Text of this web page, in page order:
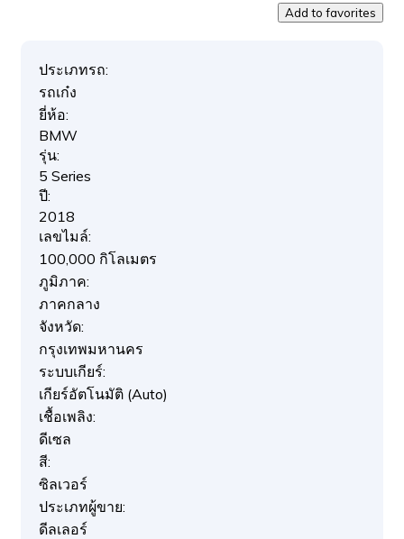
Add to favorites
ประเภทรถ:
รถเก๋ง
ยี่ห้อ:
BMW
รุ่น:
5 Series
ปี:
2018
เลขไมล์:
100,000 กิโลเมตร
ภูมิภาค:
ภาคกลาง
จังหวัด:
กรุงเทพมหานคร
ระบบเกียร์:
เกียร์อัตโนมัติ (Auto)
เชื้อเพลิง:
ดีเซล
สี:
ซิลเวอร์
ประเภทผู้ขาย:
ดีลเลอร์